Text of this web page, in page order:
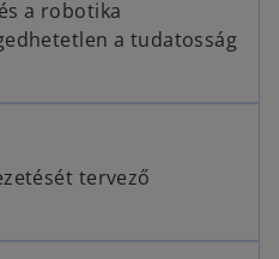
a robotika
a tudatosság
tervező